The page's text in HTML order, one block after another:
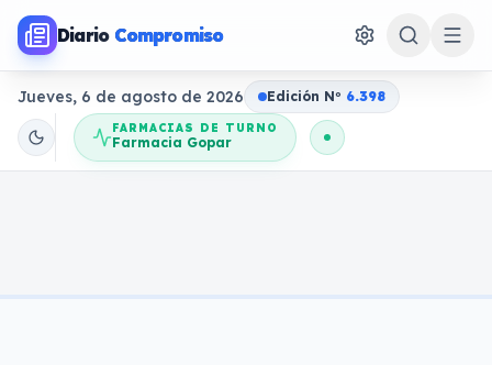
Diario Compromiso
Jueves, 6 de agosto de 2026 Edición No 6.398
FARMACIAS DE TURNO
Farmacia Gopar